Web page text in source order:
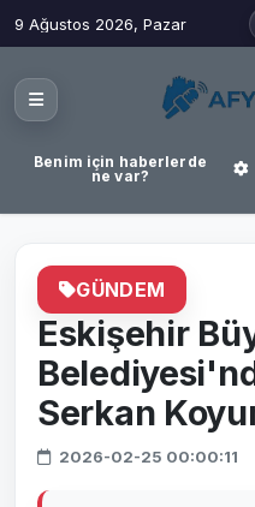
9 Ağustos 2026, Pazar
Benim için haberlerde
ne var?
GÜNDEM
Eskişehir
Serkan
2026-02-25 00:00:11